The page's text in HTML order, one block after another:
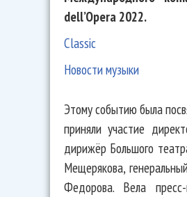
dell’Opera 2022.
Classic
Новости музыки
Этому событию была
приняли участие
дирижёр Большого
Мещерякова,
Федорова. Вела